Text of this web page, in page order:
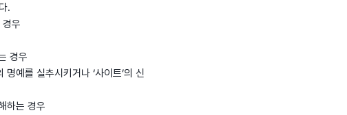
.
우
경우
예를 실추시키거나 ‘사이트’의 신
하는 경우